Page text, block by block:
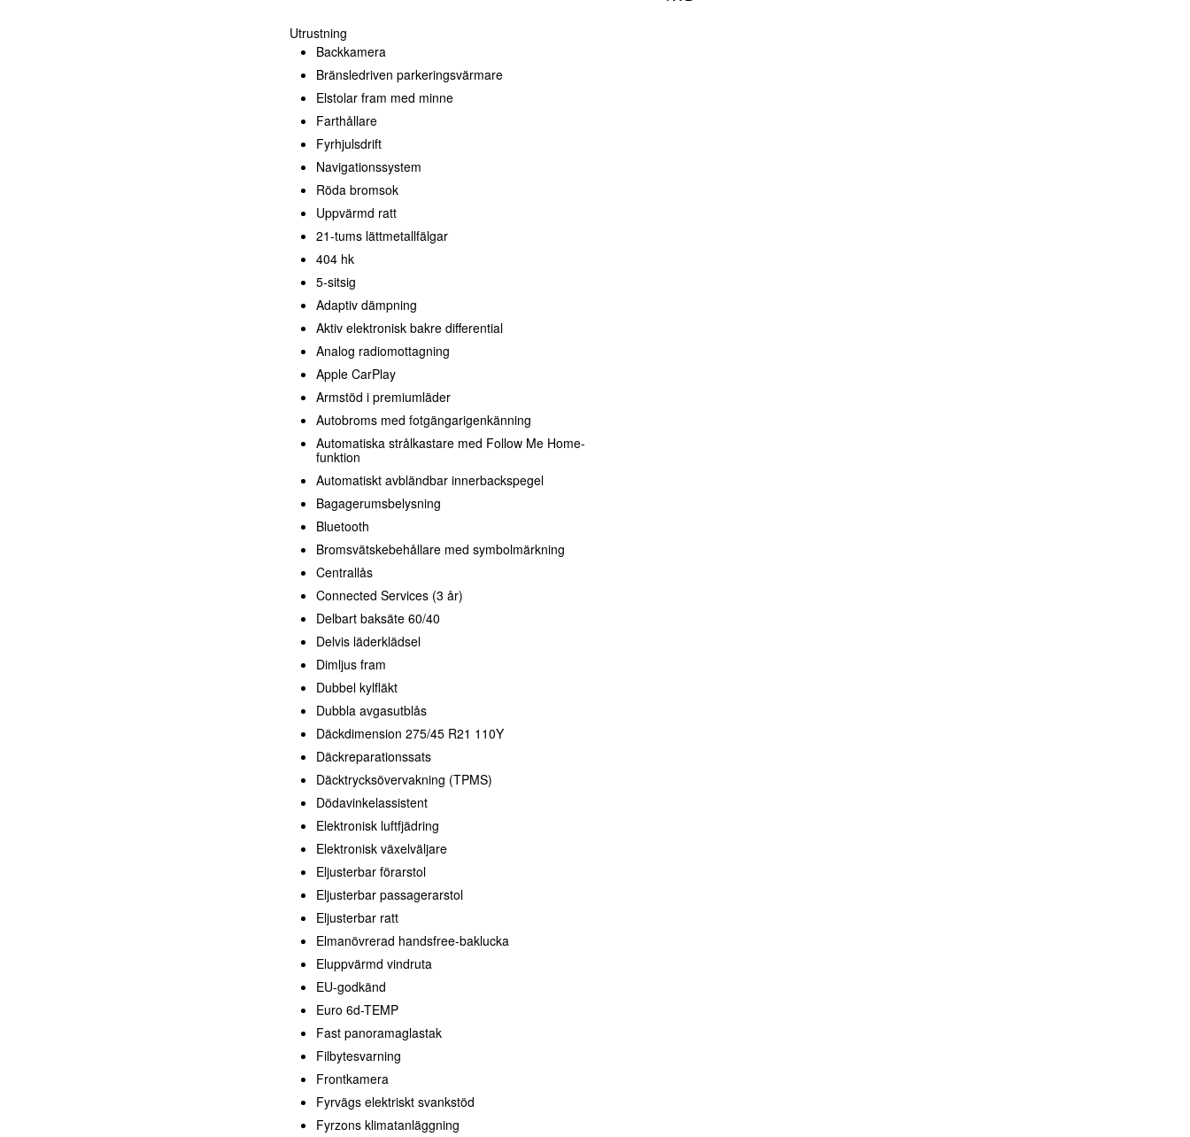
Utrustning
Backkamera
Bränsledriven parkeringsvärmare
Elstolar fram med minne
Farthållare
Fyrhjulsdrift
Navigationssystem
Röda bromsok
Uppvärmd ratt
21-tums lättmetallfälgar
404 hk
5-sitsig
Adaptiv dämpning
Aktiv elektronisk bakre differential
Analog radiomottagning
Apple CarPlay
Armstöd i premiumläder
Autobroms med fotgängarigenkänning
Automatiska strålkastare med Follow Me Home-
funktion
Automatiskt avbländbar innerbackspegel
Bagagerumsbelysning
Bluetooth
Bromsvätskebehållare med symbolmärkning
Centrallås
Connected Services (3 år)
Delbart baksäte 60/40
Delvis läderklädsel
Dimljus fram
Dubbel kylfläkt
Dubbla avgasutblås
Däckdimension 275/45 R21 110Y
Däckreparationssats
Däcktrycksövervakning (TPMS)
Dödavinkelassistent
Elektronisk luftfjädring
Elektronisk växelväljare
Eljusterbar förarstol
Eljusterbar passagerarstol
Eljusterbar ratt
Elmanövrerad handsfree-baklucka
Eluppvärmd vindruta
EU-godkänd
Euro 6d-TEMP
Fast panoramaglastak
Filbytesvarning
Frontkamera
Fyrvägs elektriskt svankstöd
Fyrzons klimatanläggning